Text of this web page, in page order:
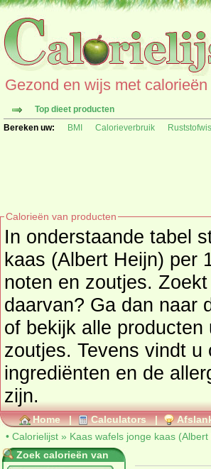
Gezond en wijs met
Top dieet producten
Bereken uw:
BMI Calorieverbruik
Calorieën van producten
In onderstaande tabel
kaas (Albert Heijn) per
noten en zoutjes. Zoekt u een ander product en de calorieën
daarvan? Ga dan naar
of bekijk alle
zoutjes. Tevens vindt u ook de uitgebreide calorie informatie,
ingrediënten en de
zijn.
Home | Calculators |
• Calorielijst » Kaas wafels jonge kaas (Albert
Zoek calorieën van